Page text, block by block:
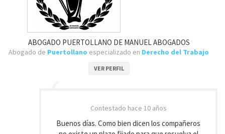
ABOGADO PUERTOLLANO DE MANUEL ABOGADOS
Abogado de Puertollano especializado en Derecho del Trabajo
VER PERFIL
Contestado hace 10 años
Buenos días. Como bien dicen los compañeros